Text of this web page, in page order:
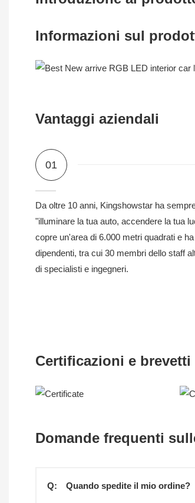
Informazioni sul
Vantaggi aziendali
01
Da oltre 10 anni, Kingshowstar ha
"illuminare la tua auto, accendere la tua
copre un'area di 6.000 metri quadrati e
dipendenti, tra cui 30 membri dello staff
di specialisti e ingegneri.
Certificazioni e brevetti
Domande frequenti
Q: Quando spedite il mio ordine?